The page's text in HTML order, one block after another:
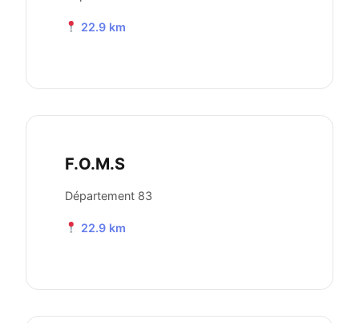
22.9 km
F.O.M.S
Département 83
22.9 km